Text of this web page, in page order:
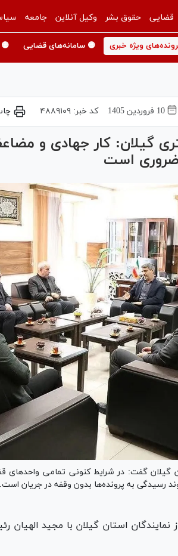
قضایی حقوق بشر وکیل آنلاین جامعه
ویژه خبری 🟡 سامانه‌های قضایی
10 فروردين 1405 کد خبر:۴۸۸۹۱۰۹
گیلان: کار جهادی و
ضروری است
گفت: در شرایط کنونی تمامی واحد‌های
رسیدگی به پرونده‌ها بدون وقفه در جریان است.
نمایندگان استان گیلان با مجید